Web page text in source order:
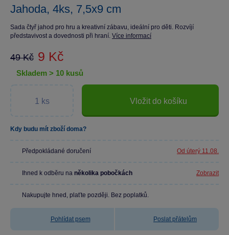
Jahoda, 4ks, 7,5x9 cm
Sada čtyř jahod pro hru a kreativní zábavu, ideální pro děti. Rozvíjí
představivost a dovednosti při hraní. Více informací
49 Kč 9 Kč
skladem > 10 kusů
Vložit do košíku
Kdy budu mít zboží doma?
Předpokládané doručení Od úterý 11.08.
Ihned k odběru na několika pobočkách Zobrazit
Nakupujte hned, plaťte později. Bez poplatků.
Pohlídat psem Poslat přátelům